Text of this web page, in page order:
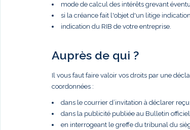
mode de calcul des intérêts grevant
si la créance fait l'objet d'un litige
indication du RIB de votre entreprise.
Auprès de qui ?
Il vous faut faire valoir vos droits par une
coordonnées :
dans le courrier d’invitation à déclarer
dans la publicité publiée au Bulletin
en interrogeant le greffe du tribunal du